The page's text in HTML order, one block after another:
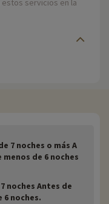
servicios en la
7 noches o más A
de 6 noches
noches Antes de
6 noches.